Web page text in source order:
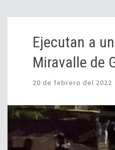
Ejecutan a
Miravalle de
20 de febrero del 2022